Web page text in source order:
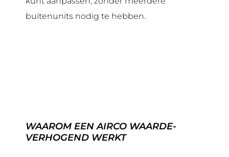
buitenunits nodig te hebben.
WAAROM EEN AIRCO WAARDE-
VERHOGEND WERKT